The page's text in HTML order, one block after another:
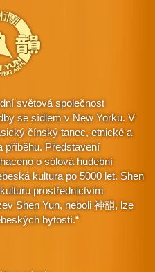
světová společnost
se sídlem v New Yorku. V
čínský tanec, etnické a
příběhu. Představení
o sólová hudební
kultura po 5000 let. Shen
prostřednictvím
Shen Yun, neboli 神韻, lze
bytostí.“